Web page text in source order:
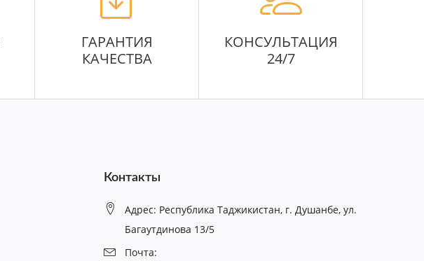
ГАРАНТИЯ
КАЧЕСТВА
КОНСУЛЬТАЦИЯ
24/7
Контакты
Адрес: Республика Таджикистан, г. Душанбе, ул.
Багаутдинова 13/5
Почта: